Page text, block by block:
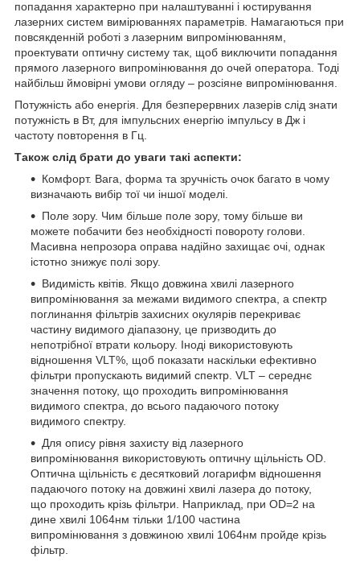
попадання характерно при налаштуванні і юстирування
лазерних систем вимірюваннях параметрів. Намагаються при
повсякденній роботі з лазерним випромінюванням,
проектувати оптичну систему так, щоб виключити попадання
прямого лазерного випромінювання до очей оператора. Тоді
найбільш ймовірні умови огляду – розсіяне випромінювання.
Потужність або енергія. Для безперервних лазерів слід знати
потужність в Вт, для імпульсних енергію імпульсу в Дж і
частоту повторення в Гц.
Також слід брати до уваги такі аспекти:
Комфорт. Вага, форма та зручність очок багато в чому
визначають вибір тої чи іншої моделі.
Поле зору. Чим більше поле зору, тому більше ви
можете побачити без необхідності повороту голови.
Масивна непрозора оправа надійно захищає очі, однак
істотно знижує полі зору.
Видимість квітів. Якщо довжина хвилі лазерного
випромінювання за межами видимого спектра, а спектр
поглинання фільтрів захисних окулярів перекриває
частину видимого діапазону, це призводить до
непотрібної втрати кольору. Іноді використовують
відношення VLT%, щоб показати наскільки ефективно
фільтри пропускають видимий спектр. VLT – середнє
значення потоку, що проходить випромінювання
видимого спектра, до всього падаючого потоку
видимого спектру.
Для опису рівня захисту від лазерного
випромінювання використовують оптичну щільність OD.
Оптична щільність є десятковий логарифм відношення
падаючого потоку на довжині хвилі лазера до потоку,
що проходить крізь фільтри. Наприклад, при OD=2 на
дине хвилі 1064нм тільки 1/100 частина
випромінювання з довжиною хвилі 1064нм пройде крізь
фільтр.